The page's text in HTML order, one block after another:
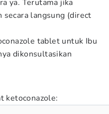
ya. Terutama jika
langsung (direct
tablet untuk Ibu
dikonsultasikan
ketoconazole: